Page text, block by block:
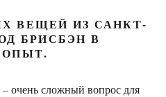
ВЕЩЕЙ ИЗ САНКТ-
БРИСБЭН В
очень сложный вопрос для